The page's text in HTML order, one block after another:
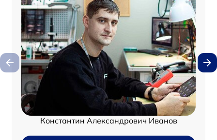
Константин Александрович Иванов